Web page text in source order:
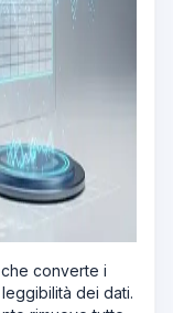
converte i
dei dati.